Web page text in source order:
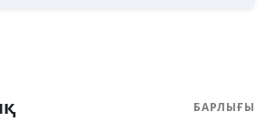
БАРЛЫҒЫ